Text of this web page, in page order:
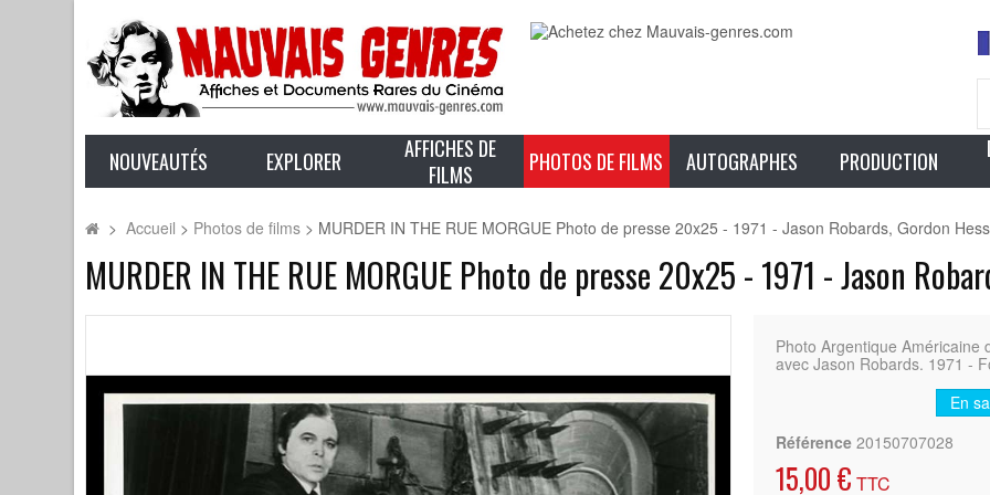
NOUVEAUTÉS EXPLORER
AFFICHES DE
FILMS
PHOTOS DE FILMS AUTOGRAPHES PRODUCTION
> Accueil > Photos de films > MURDER IN THE RUE MORGUE Photo de presse 20x25 - 1971 - Jason Robards, Gordon
MURDER IN THE RUE MORGUE Photo de presse 20x25 - 1971 - Jason
Photo Argentique Américaine
avec Jason Robards. 1971 -
En
Référence 20150707028
15,00 € TTC